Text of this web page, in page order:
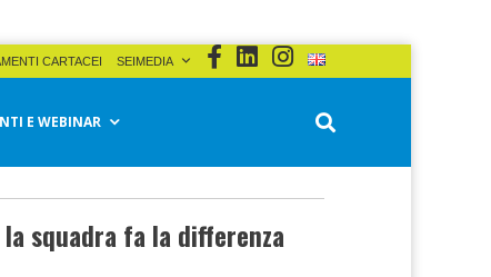
CARTACEI SEIMEDIA
E WEBINAR
squadra fa la differenza